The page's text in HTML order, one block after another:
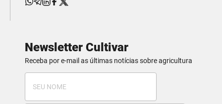
Newsletter Cultivar
Receba por e-mail as últimas notícias sobre agricultura